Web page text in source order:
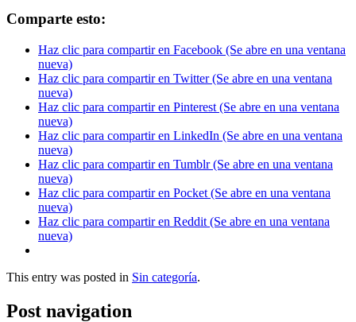
Comparte esto:
Haz clic para compartir en Facebook (Se abre en una ventana
nueva)
Haz clic para compartir en Twitter (Se abre en una ventana
nueva)
Haz clic para compartir en Pinterest (Se abre en una ventana
nueva)
Haz clic para compartir en LinkedIn (Se abre en una ventana
nueva)
Haz clic para compartir en Tumblr (Se abre en una ventana
nueva)
Haz clic para compartir en Pocket (Se abre en una ventana
nueva)
Haz clic para compartir en Reddit (Se abre en una ventana
nueva)
This entry was posted in Sin categoría.
Post navigation